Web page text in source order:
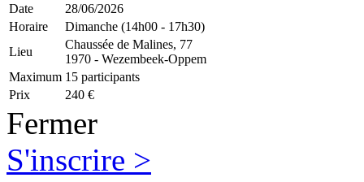
Date
28/06/2026
Horaire
Dimanche (14h00 - 17h30)
Lieu
Chaussée de Malines, 77
1970 - Wezembeek-Oppem
Maximum 15 participants
Prix
240 €
Fermer
S'inscrire >